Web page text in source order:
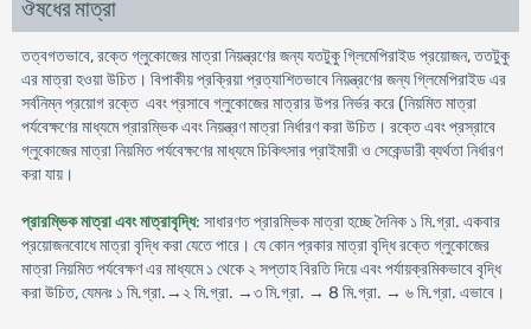
ঔষধের মাত্রা
তত্বগতভাবে, রক্তে গ্লুকোজের মাত্রা নিয়ন্ত্রণের জন্য যতটুকু গ্লিমেপিরাইড প্রয়োজন, ততটুকু
এর মাত্রা হওয়া উচিত। বিপাকীয় প্রক্রিয়া প্রত্যাশিতভাবে নিয়ন্ত্রণের জন্য গ্লিমেপিরাইড এর
সর্বনিম্ন প্রয়োগ রক্তে এবং প্রসাবে গ্লুকোজের মাত্রার উপর নির্ভর করে (নিয়মিত মাত্রা
পর্যবেক্ষণের মাধ্যমে প্রারম্ভিক এবং নিয়ন্ত্রণ মাত্রা নির্ধারণ করা উচিত। রক্তে এবং প্রস্রাবে
গ্লুকোজের মাত্রা নিয়মিত পর্যবেক্ষণের মাধ্যমে চিকিৎসার প্রাইমারী ও সেকেন্ডারী ব্যর্থতা নির্ধারণ
করা যায়।
প্রারম্ভিক মাত্রা এবং মাত্রাবৃদ্ধি: সাধারণত প্রারম্ভিক মাত্রা হচ্ছে দৈনিক ১ মি.গ্রা. একবার
প্রয়োজনবোধে মাত্রা বৃদ্ধি করা যেতে পারে। যে কোন প্রকার মাত্রা বৃদ্ধি রক্তে গ্লুকোজের
মাত্রা নিয়মিত পর্যবেক্ষণ এর মাধ্যমে ১ থেকে ২ সপ্তাহ বিরতি দিয়ে এবং পর্যায়ক্রমিকভাবে বৃদ্ধি
করা উচিত, যেমনঃ ১ মি.গ্রা.→২ মি.গ্রা. →৩ মি.গ্রা. → 8 মি.গ্রা. → ৬ মি.গ্রা. এভাবে।